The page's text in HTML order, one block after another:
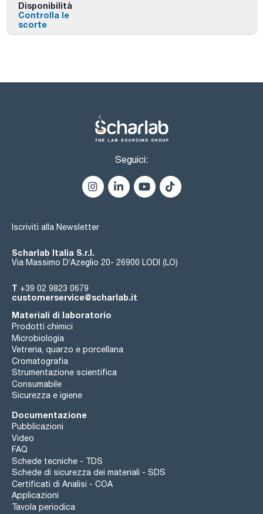
Disponibilità
Controlla le
scorte
Seguici:
Iscriviti alla Newsletter
Scharlab Italia S.r.l.
Via Massimo D’Azeglio 20- 26900 LODI (LO)
T +39 02 9823 0679
customerservice@scharlab.it
Materiali di laboratorio
Prodotti chimici
Microbiologia
Vetreria, quarzo e porcellana
Cromatografia
Strumentazione scientifica
Consumabile
Sicurezza e igiene
Documentazione
Pubblicazioni
Video
FAQ
Schede tecniche - TDS
Schede di sicurezza dei materiali - SDS
Certificati di Analisi - COA
Applicazioni
Tavola periodica